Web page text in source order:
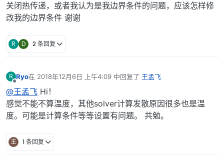
关闭热传递，或者我认为是我边界条件的问题，应该怎样修
改我的边界条件 谢谢
R D 2 条回复
R Ryo在 2018年12月6日 上午4:09 中回复了 王孟飞
最后由 编辑
@王孟飞 Hi！
感觉不能不算温度，其他solver计算发散原因很多也是温
度。可能是计算条件等等设置有问题。 共勉。
王 1 条回复